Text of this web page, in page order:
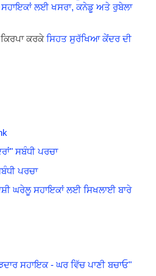
ਲਈ ਖਸਰਾ, ਕਨੇਡੂ ਅਤੇ ਰੁਬੇਲਾ
ਕਰਕੇਸਿਹਤ ਸੁਰੱਖਿਆ ਕੇਂਦਰ ਦੀ
ਸਬੰਧੀ ਪਰਚਾ
ਪਰਚਾ
ਘਰੇਲੂ ਸਹਾਇਕਾਂ ਲਈ ਸਿਖਲਾਈ ਬਾਰੇ
ਸਹਾਇਕ - ਘਰ ਵਿੱਚ ਪਾਣੀ ਬਚਾਓ"